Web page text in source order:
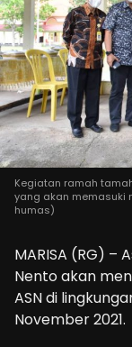
Kegiatan ramah
yang akan memasuki
humas)
MARISA (RG) –
Nento akan
ASN di
November 2021.